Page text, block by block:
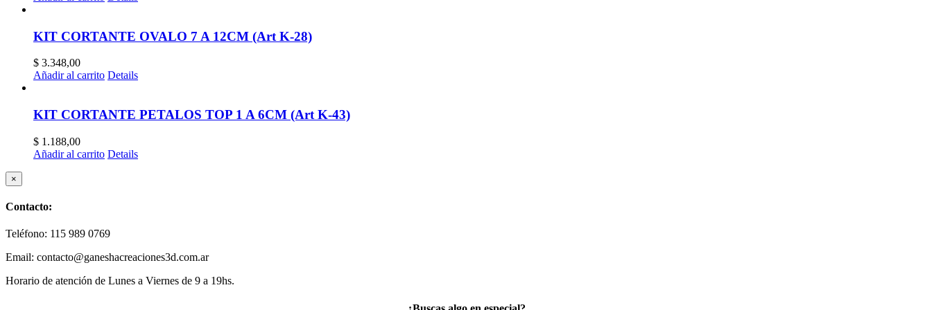
KIT CORTANTE OVALO 7 A 12CM (Art K-28)
$ 3.348,00
Añadir al carrito Details
KIT CORTANTE PETALOS TOP 1 A 6CM (Art K-43)
$ 1.188,00
Añadir al carrito Details
Close
product
view
×
Contacto:
Teléfono: 115 989 0769
Email: contacto@ganeshacreaciones3d.com.ar
Horario de atención de Lunes a Viernes de 9 a 19hs.